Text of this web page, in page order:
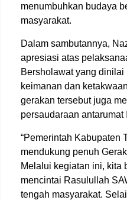
menumbuhkan budaya
masyarakat.
Dalam sambutannya,
apresiasi atas
Bersholawat yang dinilai
keimanan dan
gerakan tersebut juga
persaudaraan antarumat
“Pemerintah Kabupaten
mendukung penuh
Melalui kegiatan ini, kita
mencintai Rasulullah
tengah masyarakat.